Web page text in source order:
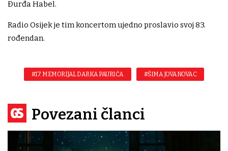
Đurđa Habel.
Radio Osijek je tim koncertom ujedno proslavio svoj 83.
rođendan.
#17. MEMORIJAL DARKA PAURIĆA #ŠIMA JOVANOVAC
Povezani članci